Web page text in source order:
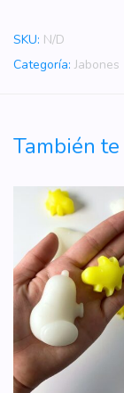
SKU: N/D
Categoría: Jabones
También